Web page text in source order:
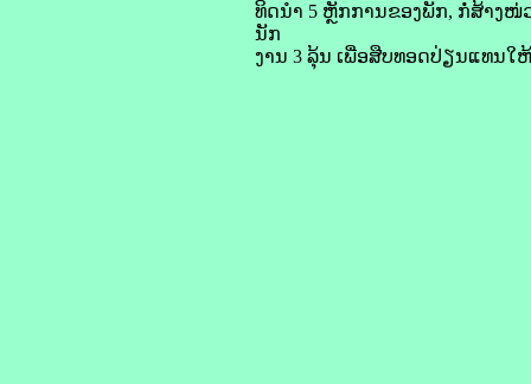
ທິດນຳ 5 ຫຼັກການຂອງພັກ, ກໍ່ສ້າງ
ນັກ
ງານ 3 ລຸ້ນ ເພື່ອສືບທອດປ່ຽນແທນ